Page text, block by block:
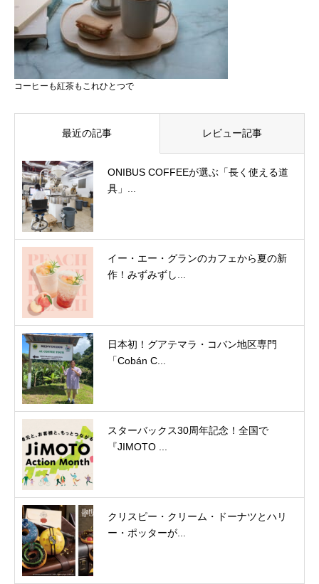
コーヒーも紅茶もこれひとつで
最近の記事 レビュー記事
ONIBUS COFFEEが選ぶ「長く使える道
具」...
イー・エー・グランのカフェから夏の新
作！みずみずし...
日本初！グアテマラ・コバン地区専門
「Cobán C...
スターバックス30周年記念！全国で
『JIMOTO ...
クリスピー・クリーム・ドーナツとハリ
ー・ポッターが...